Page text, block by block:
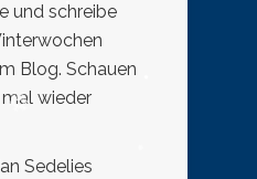
und schreibe
Blog. Schauen
wieder
Sedelies